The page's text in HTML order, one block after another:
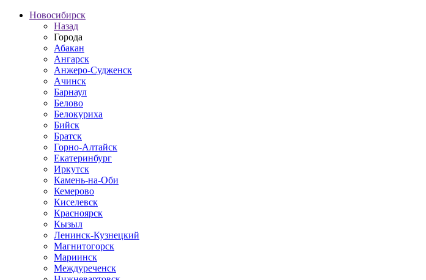
Новосибирск
Назад
Города
Абакан
Ангарск
Анжеро-Судженск
Ачинск
Барнаул
Белово
Белокуриха
Бийск
Братск
Горно-Алтайск
Екатеринбург
Иркутск
Камень-на-Оби
Кемерово
Киселевск
Красноярск
Кызыл
Ленинск-Кузнецкий
Магнитогорск
Мариинск
Междуреченск